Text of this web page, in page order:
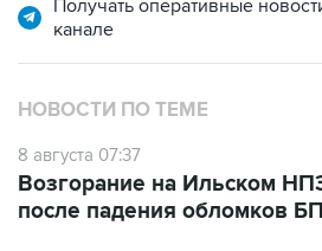
Получать оперативные
канале
НОВОСТИ ПО ТЕМЕ
8 августа 07:37
Возгорание на Ильском
после падения обломков